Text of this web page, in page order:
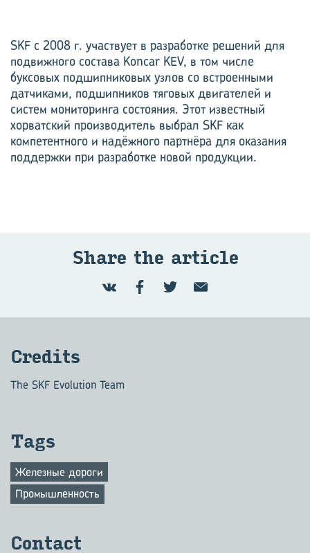
SKF с 2008 г. участвует в разработке решений для
подвижного состава Koncar KEV, в том числе
буксовых подшипниковых узлов со встроенными
датчиками, подшипников тяговых двигателей и
систем мониторинга состояния. Этот известный
хорватский производитель выбрал SKF как
компетентного и надёжного партнёра для оказания
поддержки при разработке новой продукции.
Share the article
Credits
The SKF Evolution Team
Tags
Железные дороги
Промышленность
Contact